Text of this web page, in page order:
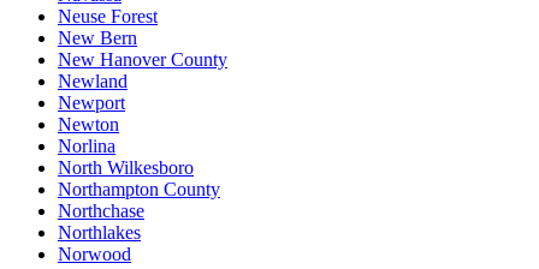
Neuse Forest
New Bern
New Hanover County
Newland
Newport
Newton
Norlina
North Wilkesboro
Northampton County
Northchase
Northlakes
Norwood